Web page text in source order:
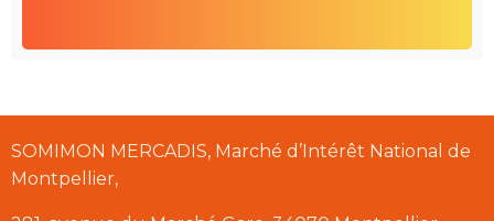
SOMIMON MERCADIS, Marché d’Intérêt National de
Montpellier,